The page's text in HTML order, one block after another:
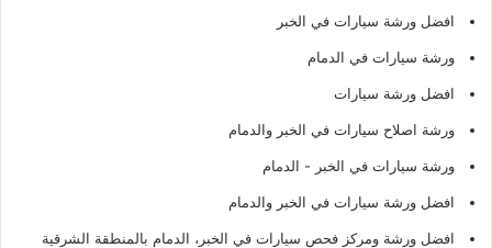
افضل ورشة سيارات في الخبر
ورشة سيارات في الدمام
افضل ورشة سيارات
ورشة اصلاح سيارات في الخبر والدمام
ورشة سيارات في الخبر - الدمام
افضل ورشة سيارات في الخبر والدمام
افضل ورشة ومركز فحص سيارات في الخبر، الدمام بالمنطقة الشرقية